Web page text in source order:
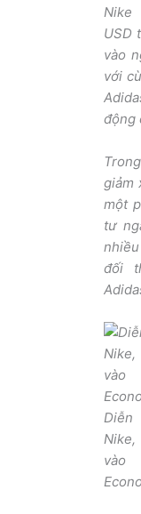
Nike
USD
vào
với
động
giảm
một
tư
đối
Diễn
vào